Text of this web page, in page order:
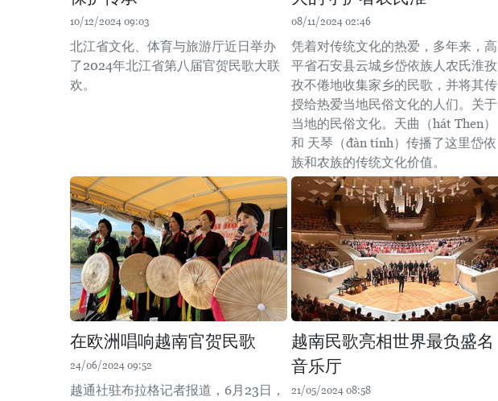
10/12/2024 09:03
北江省文化、体育与旅游厅近日举办
了2024年北江省第八届官贺民歌大联
欢。
08/11/2024 02:46
凭着对传统文化的热爱，多年来，高
平省石安县云城乡岱依族人农氏淮孜
孜不倦地收集家乡的民歌，并将其传
授给热爱当地民俗文化的人们。关于
当地的民俗文化。天曲（hát Then）
和 天琴（đàn tính）传播了这里岱依
族和农族的传统文化价值。
在欧洲唱响越南官贺民歌
24/06/2024 09:52
越通社驻布拉格记者报道，6月23日，
越南民歌亮相世界最负盛名
音乐厅
21/05/2024 08:58